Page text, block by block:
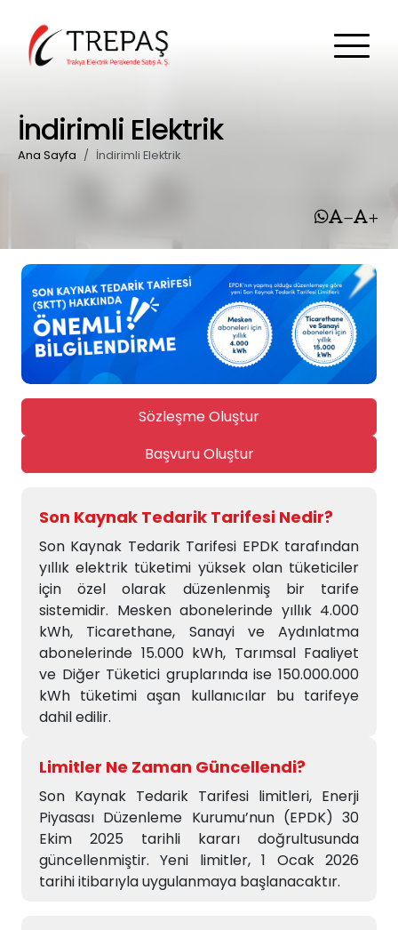
İndirimli Elektrik
Ana Sayfa İndirimli Elektrik
Sözleşme Oluştur
Başvuru Oluştur
Son Kaynak Tedarik Tarifesi Nedir?
Son Kaynak Tedarik Tarifesi EPDK tarafından
yıllık elektrik tüketimi yüksek olan tüketiciler
için özel olarak düzenlenmiş bir tarife
sistemidir. Mesken abonelerinde yıllık 4.000
kWh, Ticarethane, Sanayi ve Aydınlatma
abonelerinde 15.000 kWh, Tarımsal Faaliyet
ve Diğer Tüketici gruplarında ise 150.000.000
kWh tüketimi aşan kullanıcılar bu tarifeye
dahil edilir.
Limitler Ne Zaman Güncellendi?
Son Kaynak Tedarik Tarifesi limitleri, Enerji
Piyasası Düzenleme Kurumu’nun (EPDK) 30
Ekim 2025 tarihli kararı doğrultusunda
güncellenmiştir. Yeni limitler, 1 Ocak 2026
tarihi itibarıyla uygulanmaya başlanacaktır.